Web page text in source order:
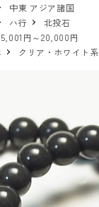
中東 アジア諸国
ハ行
北投石
5,001円～20,000円
クリア・ホワイト系